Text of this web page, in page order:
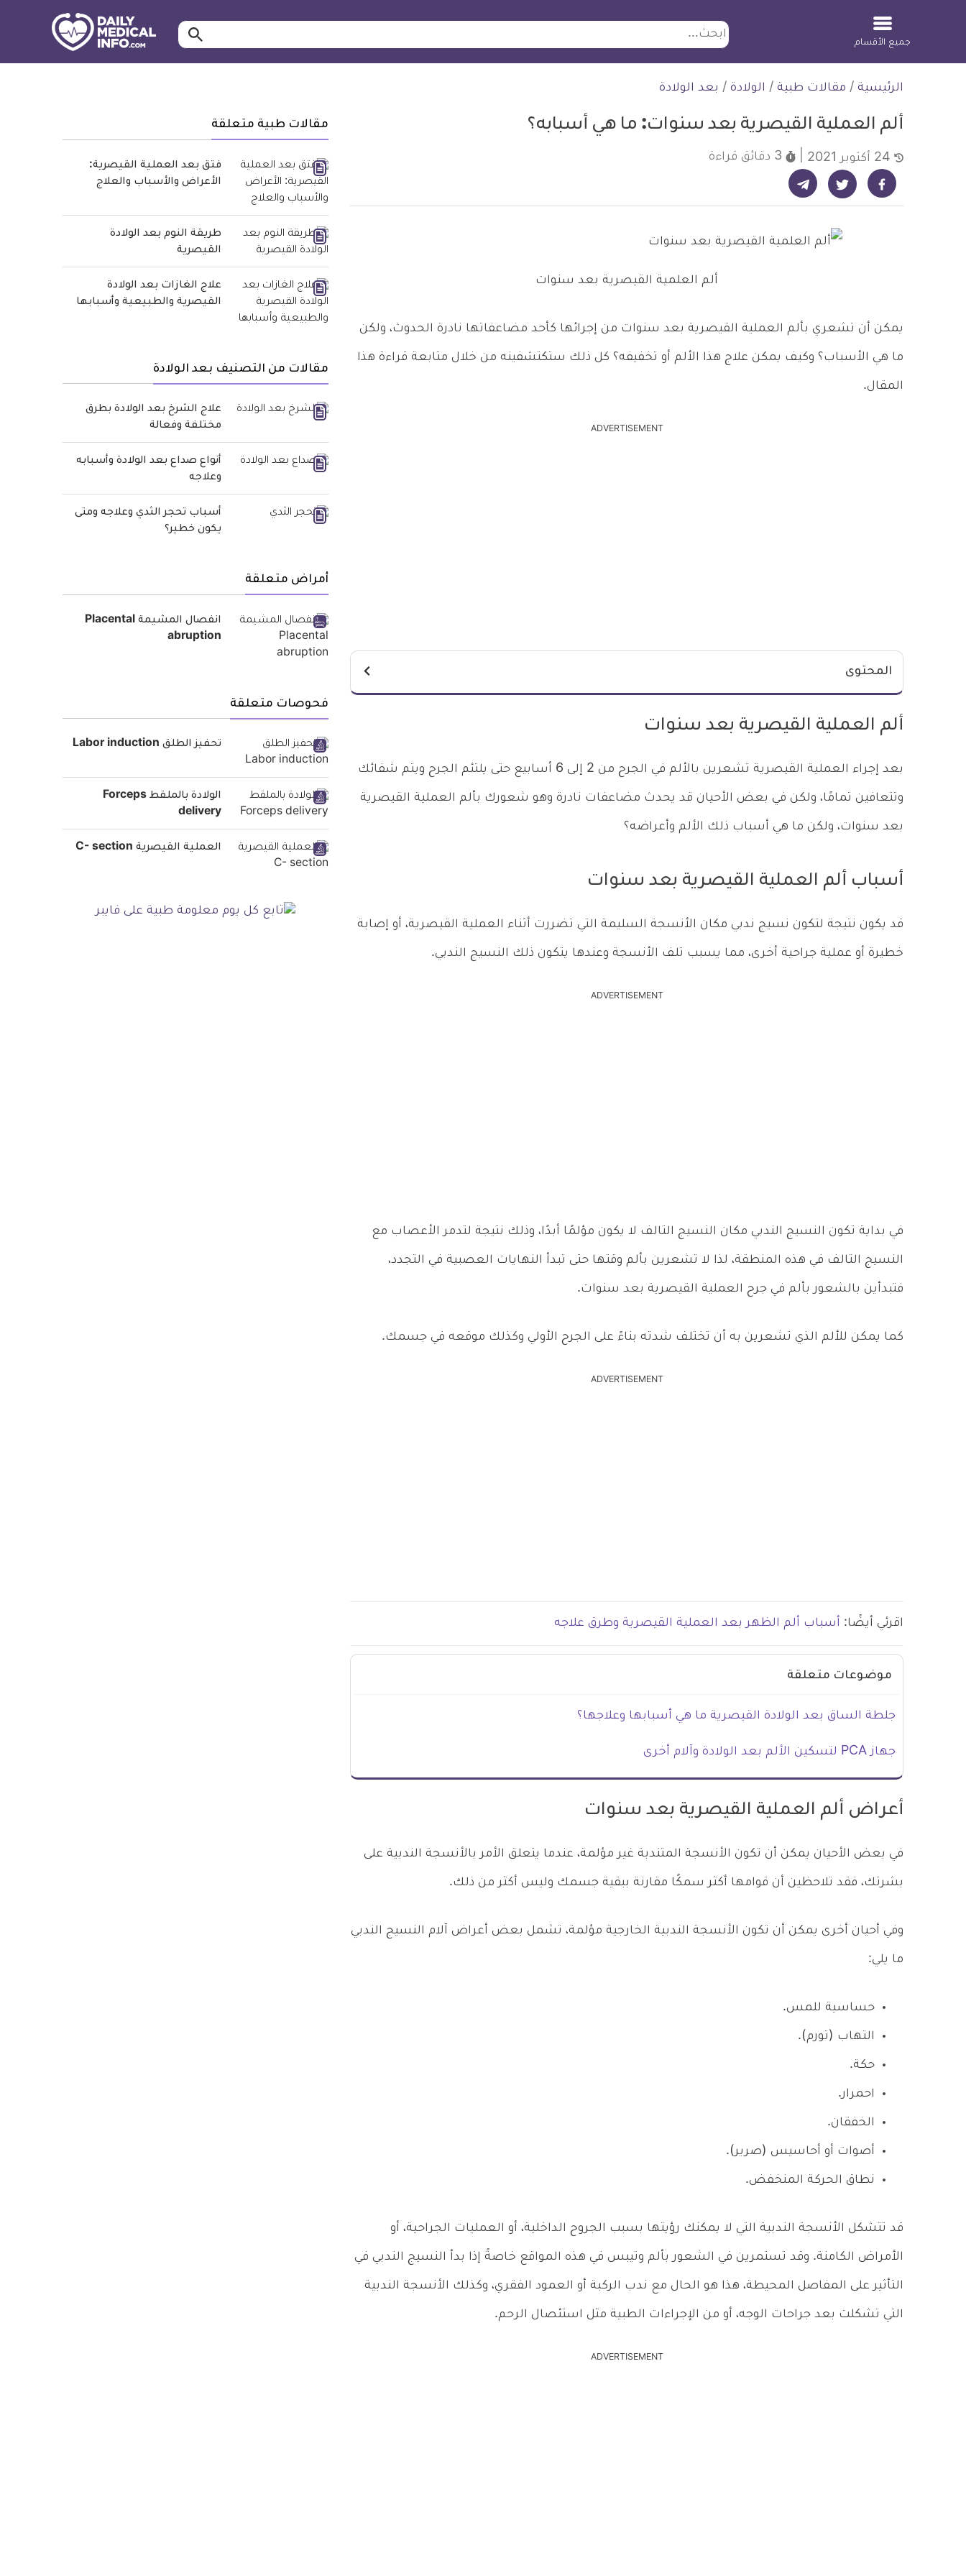
ابحث ابحث…
جميع الأقسام
الرئيسية / مقالات طبية / الولادة / بعد الولادة
ألم العملية القيصرية بعد سنوات: ما هي أسبابه؟
3 دقائق قراءة
شارك على فيسبوك - ديلي ميديكال انفو شارك على تويتر - ديلي ميديكال انفو شارك على تيليجرام - ديلي ميديكال انفو
ألم العلمية القيصرية بعد سنوات
يمكن أن تشعري بألم العملية القيصرية بعد سنوات من إجرائها كأحد مضاعفاتها نادرة الحدوث، ولكن
ما هي الأسباب؟ وكيف يمكن علاج هذا الألم أو تخفيفه؟ كل ذلك ستكتشفينه من خلال متابعة قراءة هذا
المقال.
ADVERTISEMENT
المحتوى
ألم العملية القيصرية بعد سنوات
بعد إجراء العملية القيصرية تشعرين بالألم في الجرح من 2 إلى 6 أسابيع حتى يلتئم الجرح ويتم شفائك
وتتعافين تمامًا، ولكن في بعض الأحيان قد يحدث مضاعفات نادرة وهو شعورك بألم العملية القيصرية
بعد سنوات، ولكن ما هي أسباب ذلك الألم وأعراضه؟
أسباب ألم العملية القيصرية بعد سنوات
قد يكون نتيجة لتكون نسيج ندبي مكان الأنسجة السليمة التي تضررت أثناء العملية القيصرية، أو إصابة
خطيرة أو عملية جراحية أخرى، مما يسبب تلف الأنسجة وعندها يتكون ذلك النسيج الندبي.
ADVERTISEMENT
في بداية تكون النسيج الندبي مكان النسيج التالف لا يكون مؤلمًا أبدًا، وذلك نتيجة لتدمر الأعصاب مع
النسيج التالف في هذه المنطقة، لذا لا تشعرين بألم وقتها حتى تبدأ النهايات العصبية في التجدد،
فتبدأين بالشعور بألم في جرح العملية القيصرية بعد سنوات.
كما يمكن للألم الذي تشعرين به أن تختلف شدته بناءً على الجرح الأولي وكذلك موقعه في جسمك.
ADVERTISEMENT
اقرئي أيضًا: أسباب ألم الظهر بعد العملية القيصرية وطرق علاجه
موضوعات متعلقة
جلطة الساق بعد الولادة القيصرية ما هي أسبابها وعلاجها؟
جهاز PCA لتسكين الألم بعد الولادة وآلام أخرى
أعراض ألم العملية القيصرية بعد سنوات
في بعض الأحيان يمكن أن تكون الأنسجة المتندبة غير مؤلمة، عندما يتعلق الأمر بالأنسجة الندبية على
بشرتك، فقد تلاحظين أن قوامها أكثر سمكًا مقارنة ببقية جسمك وليس أكثر من ذلك.
وفي أحيان أخرى يمكن أن تكون الأنسجة الندبية الخارجية مؤلمة، تشمل بعض أعراض آلام النسيج الندبي
ما يلي:
حساسية للمس.
التهاب (تورم).
حكة.
احمرار.
الخفقان.
أصوات أو أحاسيس (صرير).
نطاق الحركة المنخفض.
قد تتشكل الأنسجة الندبية التي لا يمكنك رؤيتها بسبب الجروح الداخلية، أو العمليات الجراحية، أو
الأمراض الكامنة. وقد تستمرين في الشعور بألم وتيبس في هذه المواقع خاصةً إذا بدأ النسيج الندبي في
التأثير على المفاصل المحيطة، هذا هو الحال مع ندب الركبة أو العمود الفقري، وكذلك الأنسجة الندبية
التي تشكلت بعد جراحات الوجه، أو من الإجراءات الطبية مثل استئصال الرحم.
ADVERTISEMENT
مقالات طبية متعلقة
فتق بعد العملية القيصرية:
الأعراض والأسباب والعلاج
طريقة النوم بعد الولادة
القيصرية
علاج الغازات بعد الولادة
القيصرية والطبيعية وأسبابها
مقالات من التصنيف بعد الولادة
علاج الشرخ بعد الولادة بطرق
مختلفة وفعالة
أنواع صداع بعد الولادة وأسبابه
وعلاجه
أسباب تحجر الثدي وعلاجه ومتى
يكون خطير؟
أمراض متعلقة
انفصال المشيمة Placental
abruption
فحوصات متعلقة
تحفيز الطلق Labor induction
الولادة بالملقط Forceps
delivery
العملية القيصرية C- section